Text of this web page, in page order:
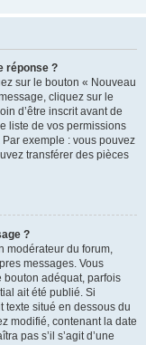
réponse ?
sur le bouton « Nouveau
cliquez sur le
d’être inscrit avant de
liste de vos permissions
exemple : vous pouvez
transférer des pièces
?
modérateur du forum,
messages. Vous
bouton adéquat, parfois
ait été publié. Si
texte situé en dessous du
modifié, contenant la date
pas s’il s’agit d’une